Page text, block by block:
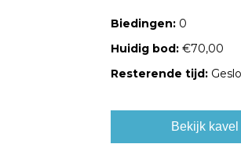
Biedingen: 0
Huidig bod:€70,00
Resterende tijd:
Bekijk kavel